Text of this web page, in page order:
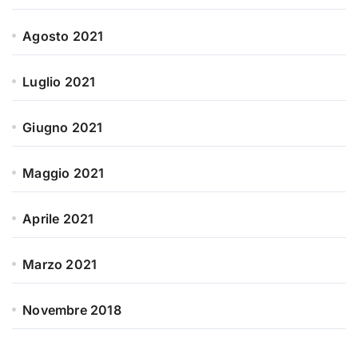
Agosto 2021
Luglio 2021
Giugno 2021
Maggio 2021
Aprile 2021
Marzo 2021
Novembre 2018